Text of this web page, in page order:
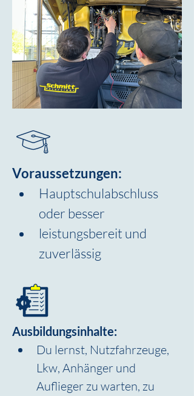
Voraussetzungen:
Hauptschulabschluss
oder besser
leistungsbereit und
zuverlässig
Ausbildungsinhalte:
Du lernst, Nutzfahrzeuge,
Lkw, Anhänger und
Auflieger zu warten, zu